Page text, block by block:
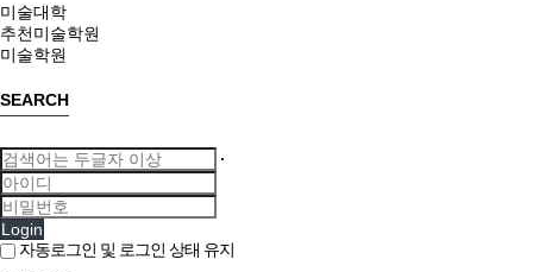
미술대학
추천미술학원
미술학원
SEARCH
Login
자동로그인 및 로그인 상태 유지